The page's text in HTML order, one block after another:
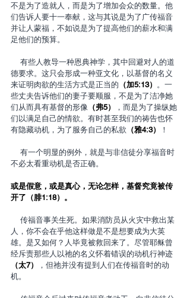
不是为了造就人，而是为了增加会众的数量。他
们告诉人要十一奉献，这与其说是为了广传福音
并让人蒙福，不如说是为了提高他们的薪水和满
足他们的预算。
德要求。这只会形成一种亚文化，以基督的名义
来证明肉欲的生活方式是正当的 （加5:13） 。一
些丈夫告诉他们的妻子要顺服，不是为了洁净她
们从而具有基督的形像 （弗5）
，而是为了操纵她
们以满足自己的情欲。有时甚至我们的祷告也怀
有隐藏动机，为了服务自己的私欲 （雅4:3） ！
不必太看重动机是否正确。
或是假意，或是真心，无论怎样，基督究竟被传
开了（腓1:18）。
人，你不会在乎他这样做是不是想要成为大英
雄。是又如何？人毕竟被救回来了。尽管耶稣曾
经斥责那些人以祂的名义怀着错误的动机行神迹
（太7）
，但祂并没有提到人们在传福音时的动
机。